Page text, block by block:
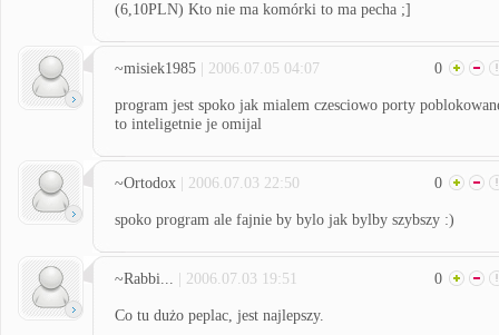
(6,10PLN) Kto nie ma komórki to ma pecha ;]
~misiek1985 | 2006.07.05 04:07 0
program jest spoko jak mialem czesciowo porty
to inteligetnie je omijal
~Ortodox | 2006.07.03 22:50 0
spoko program ale fajnie by bylo jak bylby szybszy :)
~Rabbi... | 2006.07.03 19:51 0
Co tu dużo peplac, jest najlepszy.